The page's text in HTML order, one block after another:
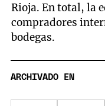
Rioja. En total, la
compradores
bodegas.
ARCHIVADO EN